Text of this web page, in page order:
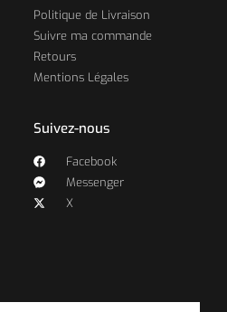
Politique de Livraison
Suivre ma commande
Retours
Mentions Légales
Suivez-nous
Facebook
Messenger
X